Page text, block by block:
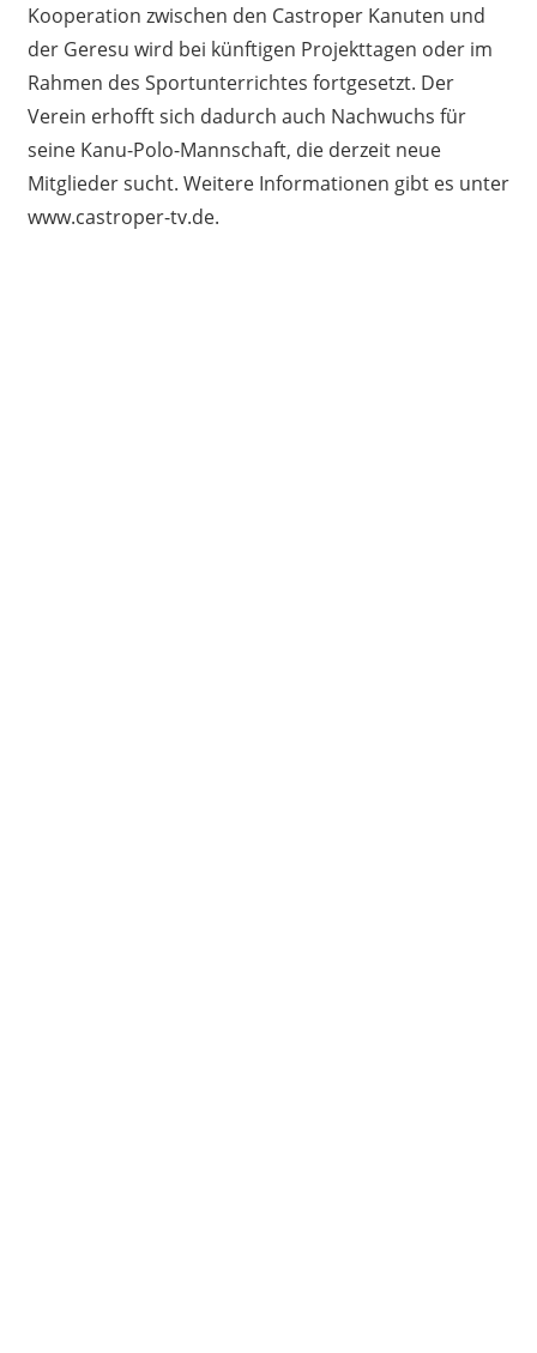
Kooperation zwischen den Castroper Kanuten und
der Geresu wird bei künftigen Projekttagen oder im
Rahmen des Sportunterrichtes fortgesetzt. Der
Verein erhofft sich dadurch auch Nachwuchs für
seine Kanu-Polo-Mannschaft, die derzeit neue
Mitglieder sucht. Weitere Informationen gibt es unter
www.castroper-tv.de.